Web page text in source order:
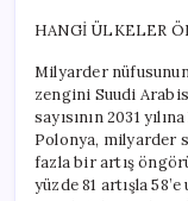
HANGİ ÜLKELER
Milyarder
zengini Suudi
sayısının 2031
Polonya, milyarder
fazla bir artış
yüzde 81 artışla